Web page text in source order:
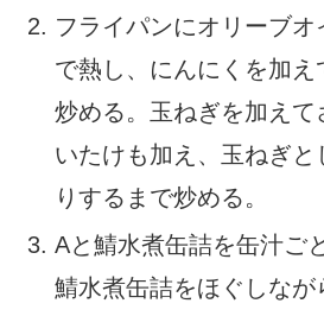
フライパンにオリーブオ
で熱し、にんにくを加
炒める。玉ねぎを加えて
いたけも加え、玉ねぎ
りするまで炒める。
Aと鯖水煮缶詰を缶汁ご
鯖水煮缶詰をほぐしなが